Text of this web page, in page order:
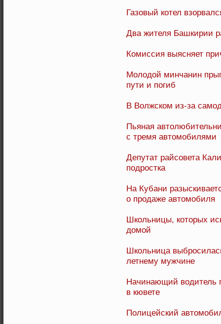
Газовый котел
Два жителя Башкирии
Комиссия выясняет
Молодой минчанин
пути и погиб
В Волжском из-за
Пьяная
с тремя автомобилями
Депутат райсовета
подростка
На Кубани
о продаже автомобиля
Школьницы, которых
домой
Школьница
летнему мужчине
Начинающий водитель
в кювете
Полицейский